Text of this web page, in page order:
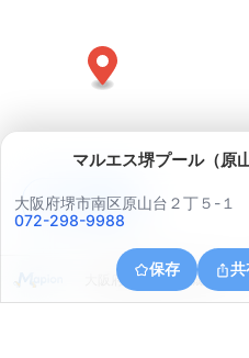
マルエス堺プール（原
大阪府堺市南区原山台２丁５-１
072-298-9988
保存 共
大阪府堺市南区竹城台３丁
アプリで見る